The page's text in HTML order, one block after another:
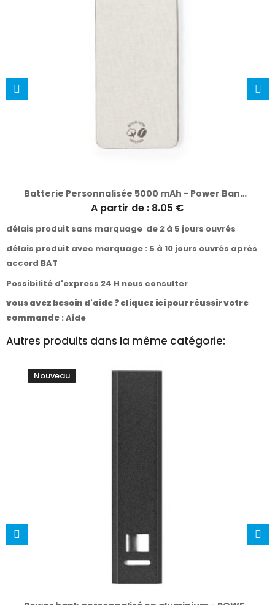
Batterie Personnalisée 5000 mAh - Power Bank Mayer
A partir de : 8.05 €
délais produit sans marquage de 2 à 5 jours ouvrés
délais produit avec marquage : 5 à 10 jours ouvrés après
accord BAT
Possibilité d'express 24 H nous consulter
vous avez besoin d'aide ? cliquez ici pour réussir votre
commande : Aide
Autres produits dans la même catégorie:
Nouveau